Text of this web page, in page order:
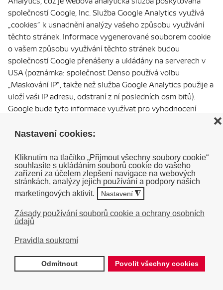
Nastavení cookies:
Kliknutím na tlačítko „Přijmout všechny soubory cookie“
souhlasíte s ukládáním souborů cookie do vašeho
zařízení za účelem zlepšení navigace na webových
stránkách, analýzy jejich používání a podpory našich
marketingových aktivit.
Nastavení ◮
Zásady používání souborů cookie a ochrany osobních
údajů
Pravidla soukromí
Odmítnout Povolit všechny cookies
❌
společností Google, Inc. Služba Google Analytics využívá
„cookies“ k usnadnění analýzy vašeho způsobu využívání
těchto stránek. Informace vygenerované souborem cookie
o vašem způsobu využívání těchto stránek budou
společností Google přenášeny a ukládány na serverech v
USA (poznámka: společnost Denso používá volbu
„Maskování IP“, takže než služba Google Analytics použije a
uloží vaši IP adresu, odstraní z ní posledních osm bitů).
Google bude tyto informace využívat pro vyhodnocení
činnosti pro provozovatele těchto stránek a pro
stránek a používání internetu. Google může také
poskytnout tyto informace třetím stranám, pokud to
vyžaduje zákon, nebo pokud tyto třetí strany zpracovávají
informace v zastoupení společnosti Google. Google nebude
spojovat vaši IP adresu s žádnými dalšími údaji drženými
společností Google. Využíváním tohoto webu vyjadřujete
svůj souhlas se zpracováním údajů o vás společností
Google způsobem a pro účely, které byly uvedeny výše.
Název